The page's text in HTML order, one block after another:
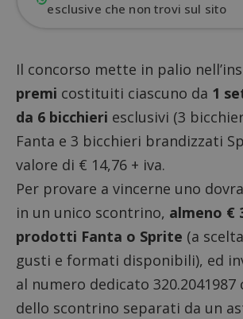
esclusive che non trovi sul sito
Il concorso mette in palio
premi costituiti ciascuno da 1
da 6 bicchieri esclusivi (3
Fanta e 3 bicchieri brandizzati
valore di € 14,76 + iva.
Per provare a vincerne uno
in un unico scontrino, almeno €
prodotti Fanta o Sprite (a
gusti e formati disponibili), ed
al numero dedicato 320.2041987
dello scontrino separati da un